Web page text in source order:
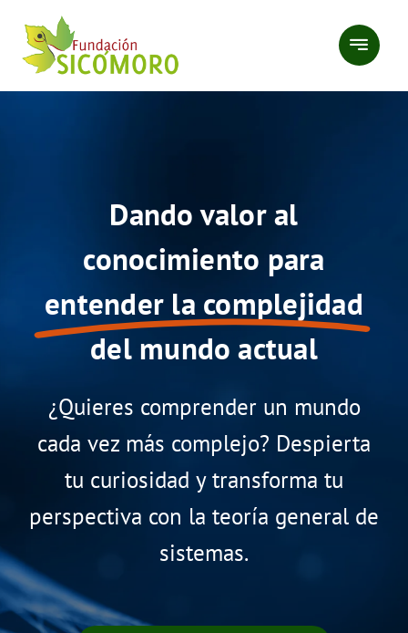
contenido
Dando valor al
conocimiento para
entender la complejidad
del mundo actual
¿Quieres comprender un mundo
cada vez más complejo? Despierta
tu curiosidad y transforma tu
perspectiva con la teoría general de
sistemas.